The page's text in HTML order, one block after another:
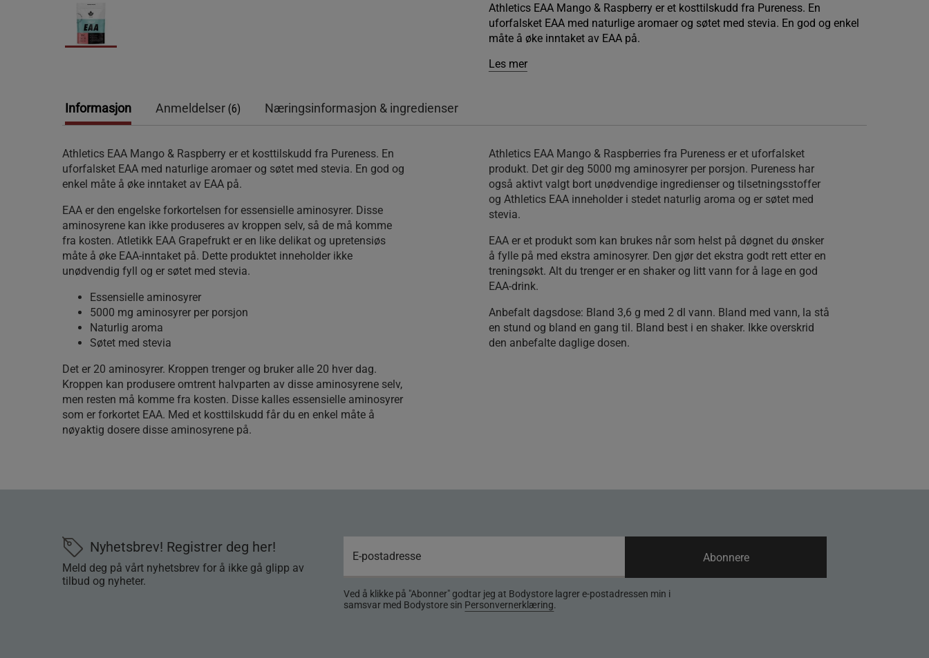
Athletics EAA Mango & Raspberry er et kosttilskudd fra Pureness. En
uforfalsket EAA med naturlige aromaer og søtet med stevia. En god og enkel
måte å øke inntaket av EAA på.
Les mer
Informasjon Anmeldelser (6) Næringsinformasjon & ingredienser
Athletics EAA Mango & Raspberry er et kosttilskudd fra Pureness. En
uforfalsket EAA med naturlige aromaer og søtet med stevia. En god og
enkel måte å øke inntaket av EAA på.
EAA er den engelske forkortelsen for essensielle aminosyrer. Disse
aminosyrene kan ikke produseres av kroppen selv, så de må komme
fra kosten. Atletikk EAA Grapefrukt er en like delikat og upretensiøs
måte å øke EAA-inntaket på. Dette produktet inneholder ikke
unødvendig fyll og er søtet med stevia.
Essensielle aminosyrer
5000 mg aminosyrer per porsjon
Naturlig aroma
Søtet med stevia
Det er 20 aminosyrer. Kroppen trenger og bruker alle 20 hver dag.
Kroppen kan produsere omtrent halvparten av disse aminosyrene selv,
men resten må komme fra kosten. Disse kalles essensielle aminosyrer
som er forkortet EAA. Med et kosttilskudd får du en enkel måte å
nøyaktig dosere disse aminosyrene på.
Athletics EAA Mango & Raspberries fra Pureness er et uforfalsket
produkt. Det gir deg 5000 mg aminosyrer per porsjon. Pureness har
også aktivt valgt bort unødvendige ingredienser og tilsetningsstoffer
og Athletics EAA inneholder i stedet naturlig aroma og er søtet med
stevia.
EAA er et produkt som kan brukes når som helst på døgnet du ønsker
å fylle på med ekstra aminosyrer. Den gjør det ekstra godt rett etter en
treningsøkt. Alt du trenger er en shaker og litt vann for å lage en god
EAA-drink.
Anbefalt dagsdose: Bland 3,6 g med 2 dl vann. Bland med vann, la stå
en stund og bland en gang til. Bland best i en shaker. Ikke overskrid
den anbefalte daglige dosen.
Nyhetsbrev! Registrer deg her!
Meld deg på vårt nyhetsbrev for å ikke gå glipp av
tilbud og nyheter.
Ved å klikke på "Abonner" godtar jeg at Bodystore lagrer e-postadressen min i
samsvar med Bodystore sin Personvernerklæring.
Abonnere